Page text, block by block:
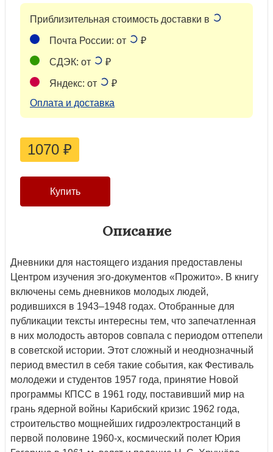
Приблизительная стоимость доставки в
Почта России: от ₽
СДЭК: от ₽
Яндекс: от
₽
Оплата и доставка
1070 ₽
Описание
Дневники для настоящего издания предоставлены
Центром изучения эго-документов «Прожито». В книгу
включены семь дневников молодых людей,
родившихся в 1943–1948 годах. Отобранные для
публикации тексты интересны тем, что запечатленная
в них молодость авторов совпала с периодом оттепели
в советской истории. Этот сложный и неоднозначный
период вместил в себя такие события, как Фестиваль
молодежи и студентов 1957 года, принятие Новой
программы КПСС в 1961 году, поставивший мир на
грань ядерной войны Карибский кризис 1962 года,
строительство мощнейших гидроэлектростанций в
первой половине 1960-х, космический полет Юрия